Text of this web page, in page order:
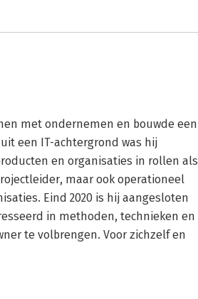
met ondernemen en bouwde een
een IT-achtergrond was hij
en organisaties in rollen als
maar ook operationeel
Eind 2020 is hij aangesloten
in methoden, technieken en
te volbrengen. Voor zichzelf en